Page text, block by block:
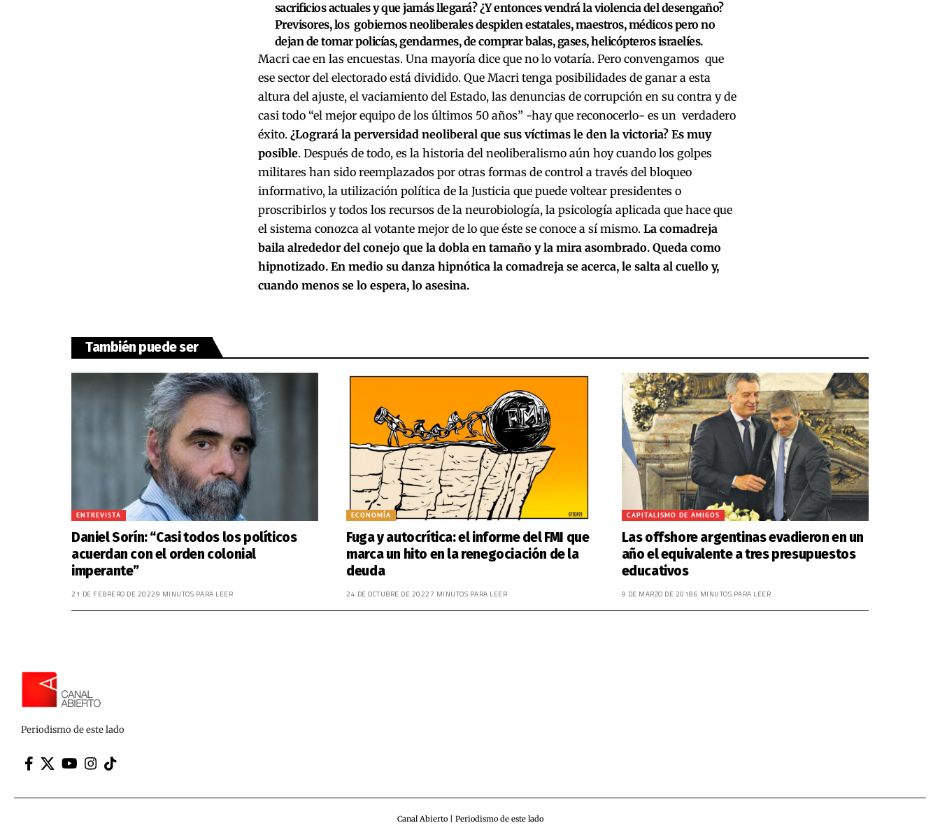
sacrificios actuales y que jamás llegará? ¿Y entonces vendrá la violencia del desengaño?
Previsores, los gobiernos neoliberales despiden estatales, maestros, médicos pero no
dejan de tomar policías, gendarmes, de comprar balas, gases, helicópteros israelíes.
Macri cae en las encuestas. Una mayoría dice que no lo votaría. Pero convengamos que
ese sector del electorado está dividido. Que Macri tenga posibilidades de ganar a esta
altura del ajuste, el vaciamiento del Estado, las denuncias de corrupción en su contra y de
casi todo “el mejor equipo de los últimos 50 años” -hay que reconocerlo- es un verdadero
éxito. ¿Logrará la perversidad neoliberal que sus víctimas le den la victoria? Es muy
posible. Después de todo, es la historia del neoliberalismo aún hoy cuando los golpes
militares han sido reemplazados por otras formas de control a través del bloqueo
informativo, la utilización política de la Justicia que puede voltear presidentes o
proscribirlos y todos los recursos de la neurobiología, la psicología aplicada que hace que
el sistema conozca al votante mejor de lo que éste se conoce a sí mismo. La comadreja
baila alrededor del conejo que la dobla en tamaño y la mira asombrado. Queda como
hipnotizado. En medio su danza hipnótica la comadreja se acerca, le salta al cuello y,
cuando menos se lo espera, lo asesina.
También puede ser
ENTREVISTA
Daniel Sorín: “Casi todos los políticos
acuerdan con el orden colonial
imperante”
21 DE FEBRERO DE 20229 MINUTOS PARA LEER
ECONOMÍA
Fuga y autocrítica: el informe del FMI que
marca un hito en la renegociación de la
deuda
24 DE OCTUBRE DE 20227 MINUTOS PARA LEER
CAPITALISMO DE AMIGOS
Las offshore argentinas evadieron en un
año el equivalente a tres presupuestos
educativos
9 DE MARZO DE 20186 MINUTOS PARA LEER
Periodismo de este lado
Canal Abierto | Periodismo de este lado